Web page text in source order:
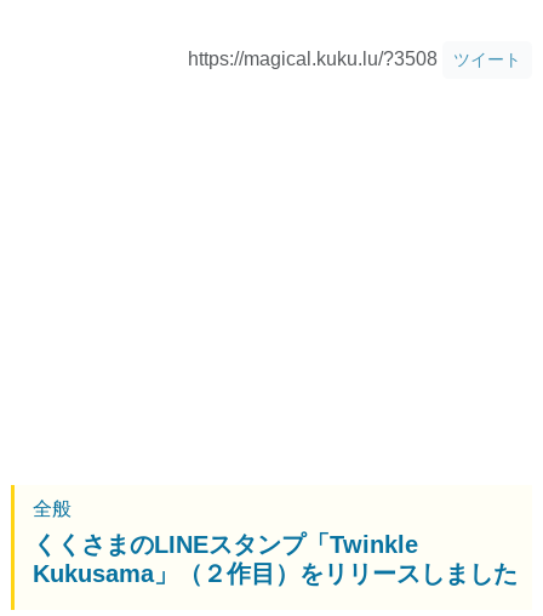
https://magical.kuku.lu/?3508 ツイート
全般
くくさまのLINEスタンプ「Twinkle
Kukusama」（２作目）をリリースしました